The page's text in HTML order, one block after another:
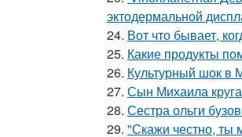
эктодермальной
24. Вот что бывает,
25. Какие продукты
26. Культурный шок в
27. Сын Михаила
28. Сестра ольги
29. "Скажи честно, ты